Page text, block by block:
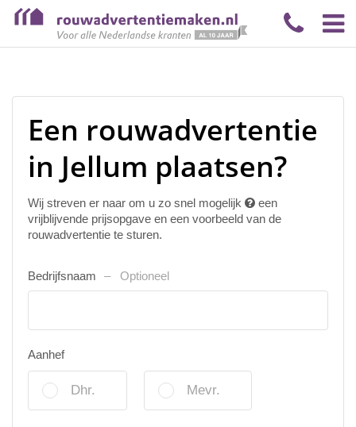
Een rouwadvertentie
in Jellum plaatsen?
Wij streven er naar om u zo snel mogelijk
een
vrijblijvende prijsopgave en een voorbeeld van de
rouwadvertentie te sturen.
Bedrijfsnaam Optioneel
Aanhef
Dhr. Mevr.